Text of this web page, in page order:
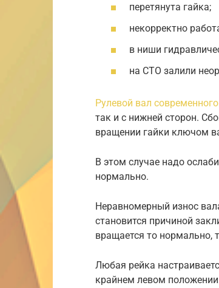
перетянута гайка;
некорректно
в ниши
на СТО залили
Рулевой вал
так и с нижней сторон.
вращении гайки ключом
В этом случае надо
нормально.
Неравномерный износ
становится причиной
вращается то нормально,
Любая рейка
крайнем левом